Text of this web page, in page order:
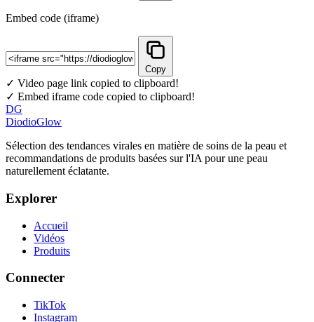
Embed code (iframe)
Copy
✓ Video page link copied to clipboard!
✓ Embed iframe code copied to clipboard!
DG
DiodioGlow
Sélection des tendances virales en matière de soins de la peau et
recommandations de produits basées sur l'IA pour une peau
naturellement éclatante.
Explorer
Accueil
Vidéos
Produits
Connecter
TikTok
Instagram